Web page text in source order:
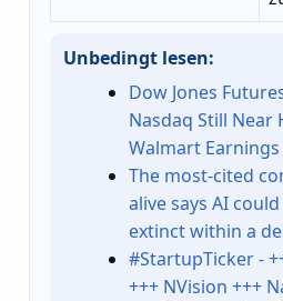
Unbedingt lesen:
Dow Jones
Nasdaq Still Near
Walmart
The most-cited
alive says AI
extinct within a
#StartupTicker -
+++ NVision +++